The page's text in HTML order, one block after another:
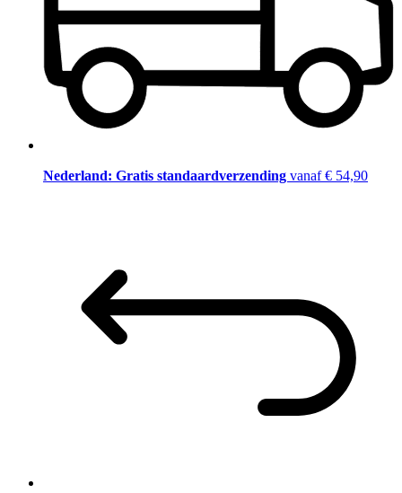
Nederland: Gratis standaardverzending vanaf € 54,90